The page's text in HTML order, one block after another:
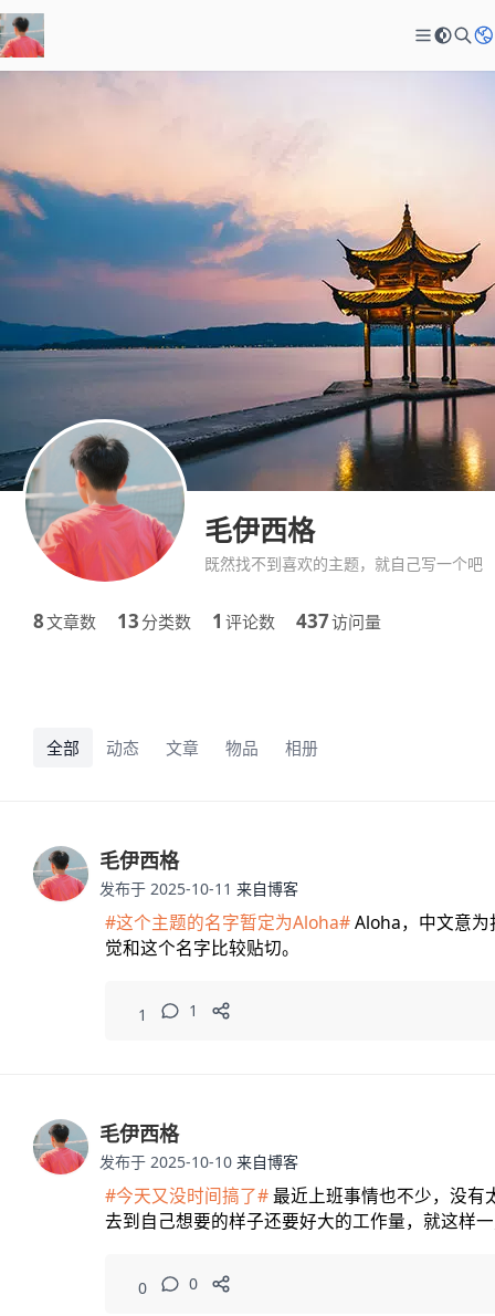
毛伊西格
既然找不到喜欢的主题，就自己写一个吧
8文章数 13 分类数 1 评论数 437访问量
全部 动态 文章 物品 相册
毛伊西格
发布于 2025-10-11 来自博客
#这个主题的名字暂定为Aloha#Aloha，中文意
觉和这个名字比较贴切。
1 1
毛伊西格
发布于 2025-10-10 来自博客
#今天又没时间搞了#最近上班事情也不少，没有
去到自己想要的样子还要好大的工作量，就这样
0 0